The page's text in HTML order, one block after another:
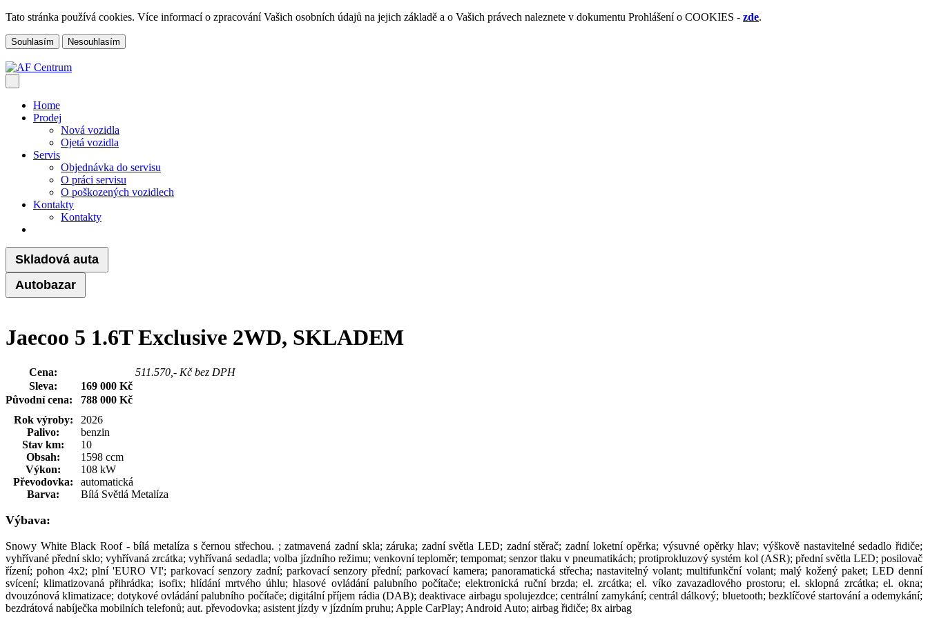
Tato stránka používá cookies. Více informací o zpracování Vašich osobních údajů na jejich základě a o Vašich právech naleznete v dokumentu Prohlášení o COOKIES - zde.
Souhlasím Nesouhlasím
Home
Prodej
Nová vozidla
Ojetá vozidla
Servis
Objednávka do servisu
O práci servisu
O poškozených vozidlech
Kontakty
Kontakty
Skladová auta
Autobazar
Jaecoo 5 1.6T Exclusive 2WD, SKLADEM
Cena:
511.570,- Kč bez DPH
Sleva:
169 000 Kč
Původní cena: 788 000 Kč
Rok výroby:
2026
Palivo:
benzin
Stav km:
10
Obsah:
1598 ccm
Výkon:
108 kW
Převodovka:
automatická
Barva:
Bílá Světlá Metalíza
Výbava:
Snowy White Black Roof - bílá metalíza s černou střechou. ; zatmavená zadní skla; záruka; zadní světla LED; zadní stěrač; zadní loketní opěrka; výsuvné opěrky hlav; výškově nastavitelné sedadlo řidiče;
vyhřívané přední sklo; vyhřívaná zrcátka; vyhřívaná sedadla; volba jízdního režimu; venkovní teploměr; tempomat; senzor tlaku v pneumatikách; protiprokluzový systém kol (ASR); přední světla LED; posilovač
řízení; pohon 4x2; plní 'EURO VI'; parkovací senzory zadní; parkovací senzory přední; parkovací kamera; panoramatická střecha; nastavitelný volant; multifunkční volant; malý kožený paket; LED denní
svícení; klimatizovaná přihrádka; isofix; hlídání mrtvého úhlu; hlasové ovládání palubního počítače; elektronická ruční brzda; el. zrcátka; el. víko zavazadlového prostoru; el. sklopná zrcátka; el. okna;
dvouzónová klimatizace; dotykové ovládání palubního počítače; digitální příjem rádia (DAB); deaktivace airbagu spolujezdce; centrální zamykání; centrál dálkový; bluetooth; bezklíčové startování a odemykání;
bezdrátová nabíječka mobilních telefonů; aut. převodovka; asistent jízdy v jízdním pruhu; Apple CarPlay; Android Auto; airbag řidiče; 8x airbag